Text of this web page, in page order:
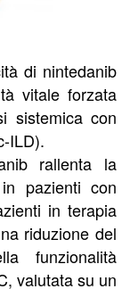
di nintedanib
vitale forzata
sistemica con
ILD).
rallenta la
pazienti con
in terapia
riduzione del
funzionalità
valutata su un